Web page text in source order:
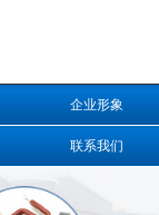
企业形象
联系我们